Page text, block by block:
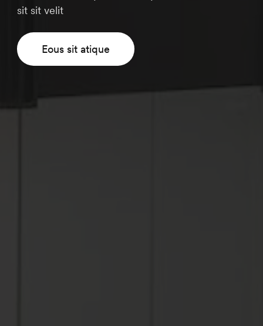
sit sit velit
Eous sit atique